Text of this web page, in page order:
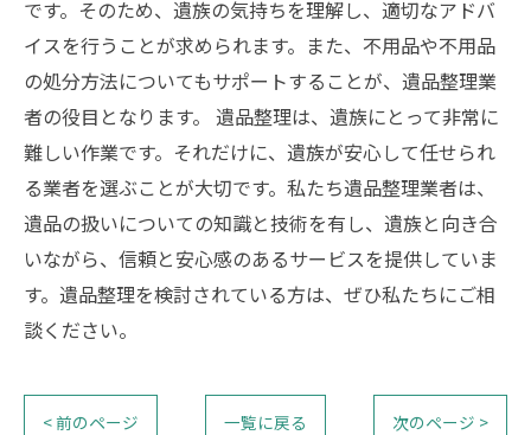
です。そのため、遺族の気持ちを理解し、適切なアドバ
イスを行うことが求められます。また、不用品や不用品
の処分方法についてもサポートすることが、遺品整理業
者の役目となります。 遺品整理は、遺族にとって非常に
難しい作業です。それだけに、遺族が安心して任せられ
る業者を選ぶことが大切です。私たち遺品整理業者は、
遺品の扱いについての知識と技術を有し、遺族と向き合
いながら、信頼と安心感のあるサービスを提供していま
す。遺品整理を検討されている方は、ぜひ私たちにご相
談ください。
< 前のページ 一覧に戻る 次のページ >